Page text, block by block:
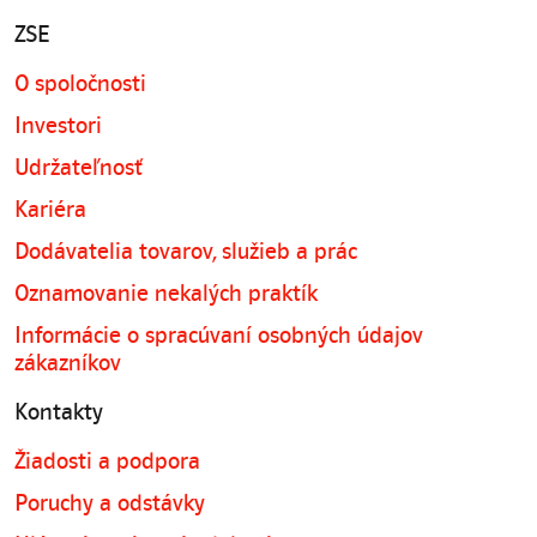
ZSE
O spoločnosti
Investori
Udržateľnosť
Kariéra
Dodávatelia tovarov, služieb a prác
Oznamovanie nekalých praktík
Informácie o spracúvaní osobných údajov
zákazníkov
Kontakty
Žiadosti a podpora
Poruchy a odstávky